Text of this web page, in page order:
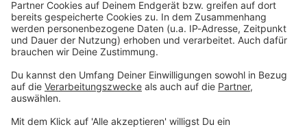
Sprachnachricht
© dpa-infocom, dpa:260126-930-596007/3
DAS KÖNNTE DICH AUCH INTERESSIEREN